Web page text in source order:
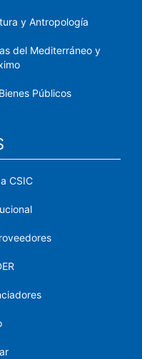
y Antropología
del Mediterráneo y
Públicos
CSIC